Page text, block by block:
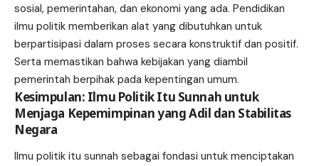
sosial, pemerintahan, dan ekonomi yang ada. Pendidikan
ilmu politik memberikan alat yang dibutuhkan untuk
berpartisipasi dalam proses secara konstruktif dan positif.
Serta memastikan bahwa kebijakan yang diambil
pemerintah berpihak pada kepentingan umum.
Kesimpulan: Ilmu Politik Itu Sunnah untuk
Menjaga Kepemimpinan yang Adil dan Stabilitas
Negara
Ilmu politik itu sunnah sebagai fondasi untuk menciptakan